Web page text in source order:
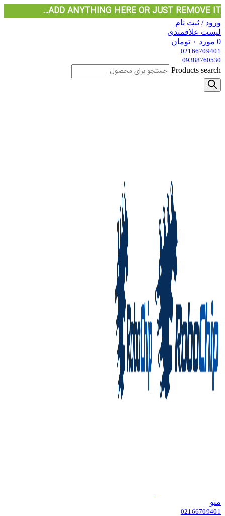
ADD ANYTHING HERE OR JUST REMOVE IT…
ورود / ثبت نام
لیست علاقمندی
0 مورد ۰ تومان
02166709401
09388760530
Products search
منو
02166709401